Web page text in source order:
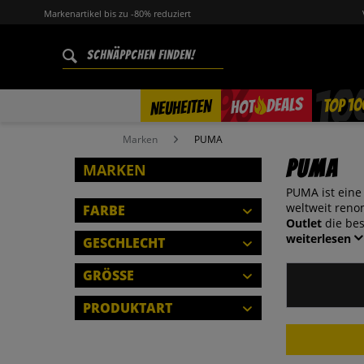
Markenartikel bis zu -80% reduziert
NEUHEITEN HOT DEALS
% TOP
Marken PUMA
MARKEN
FARBE
GESCHLECHT
HERREN
DAMEN
KINDER
GRÖSSE
2XS
PRODUKTART
PUMA
PUMA ist
weltweit
Outlet die
weiterlesen